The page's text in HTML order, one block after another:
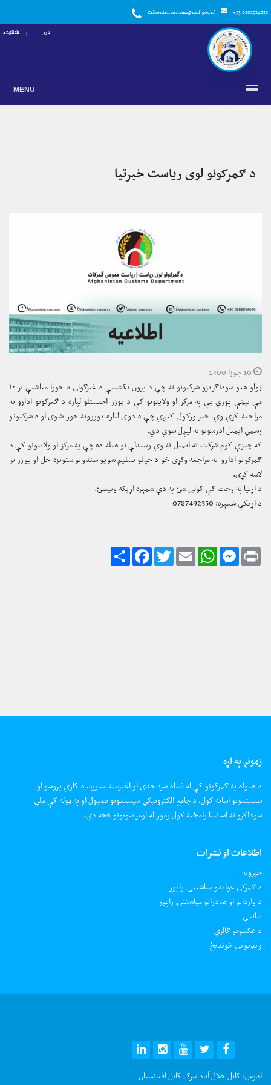
Callcenter.customs@mof.gov.af +93 0202924858
دری English
MENU
د ګمرکونو لوی ریاست خبرتیا
ټولو هغو سوداګریزو شرکتونو ته چې د پرون یکشنبې د غبرګولي یا جوزا میاشتې تر ۱۰
مې نېټې پورې یې په مرکز او ولایتونو کې د یوزر اخیستلو لپاره د ګمرکونو ادارو ته
مراجعه کړي وي، خبر ورکول کیږي چې د دوی لپاره یوزرونه جوړ شوي او د شرکتونو
رسمي ایمیل ادرسونو ته لیږل شوي دي.
که چیزې کوم شرکت ته ایمیل نه وي رسیدلې نو هیله ده چې په مرکز او ولایتونو کې د
ګمرکونو ادارو ته مراجعه وکړي څو د خپلو تسلیم شویو سندونو ستونزه حل او یوزر تر
لاسه کړي.
د اړتیا په وخت کې کولی شئ په دې شمېره اړیکه ونیسئ.
د اړیکې شمېره: 0787492350
زمونږ په اړه
د هیواد په ګمرکونو کې له فساد سره جدي او اغیزمنه مبارزه، د کاري پروسو او
سیستمونو اسانه کول، د جامع الکترونیکي سیستمونو نصبول او په ټوله کې ملي
سوداګرو ته اسانتیا رامځته کول زموږ له لومړیتوبونو څخه دي.
اطلاعات او نشرات
خبرونه
د ګمرکي عوایدو میاشتنۍ راپور
د وارداتو او صادراتو میاشتنۍ راپور
بیانیې
د عکسونو ګالرې
ويډيويي خونديځ
ادرس:کابل جلال آباد سرک کابل افغانستان